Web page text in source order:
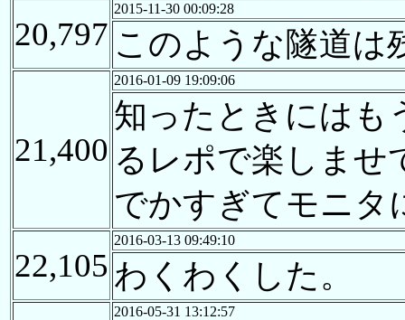
20,797
2015-11-30 00:09:28
このような隧道は
21,400
2016-01-09 19:09:06
知ったときにはも
るレポで楽しませ
でかすぎてモニタ
22,105
2016-03-13 09:49:10
わくわくした。
2016-05-31 13:12:57